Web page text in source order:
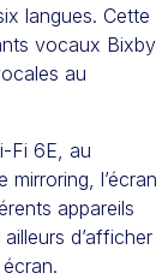
langues. Cette
vocaux Bixby
au
Fi 6E, au
l’écran
appareils
d’afficher